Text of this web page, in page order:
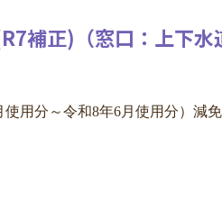
補正)（窓口：上下水
用分～令和8年6月使用分）減免